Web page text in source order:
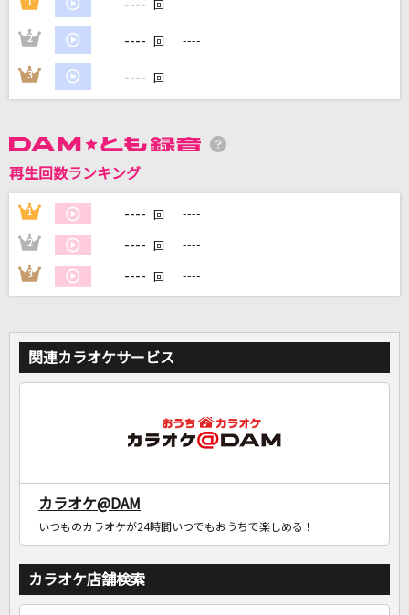
カラオケ最新情報をチェック！
1 ---- 回 ----
2 ---- 回 ----
3 ---- 回 ----
再生回数ランキング
1 ---- 回 ----
2 ---- 回 ----
3 ---- 回 ----
関連カラオケサービス
カラオケ@DAM
いつものカラオケが24時間いつでもおうちで楽しめる！
カラオケ店舗検索